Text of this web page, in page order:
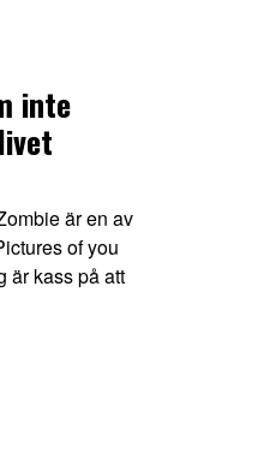
inte
är en av
of you
är kass på att